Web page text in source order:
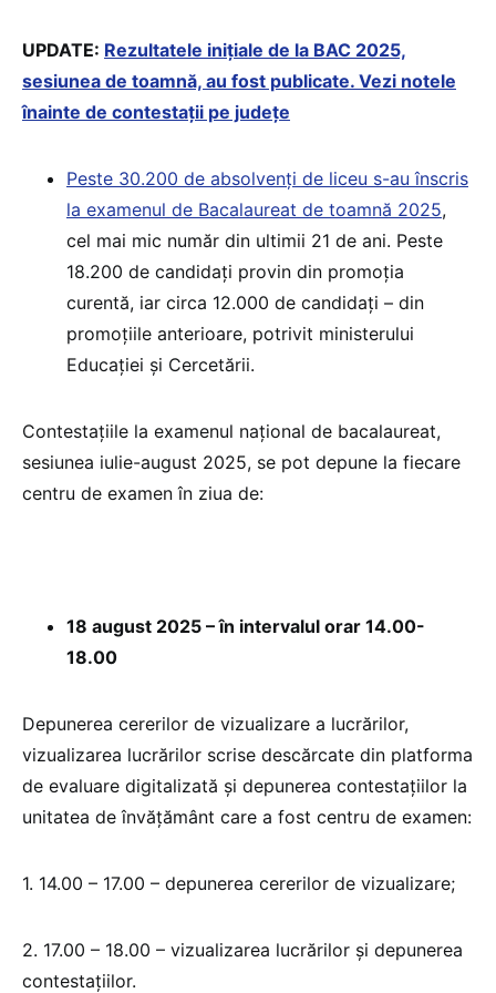
UPDATE: Rezultatele inițiale de la BAC 2025,
sesiunea de toamnă, au fost publicate. Vezi notele
înainte de contestații pe județe
Peste 30.200 de absolvenți de liceu s-au înscris
la examenul de Bacalaureat de toamnă 2025,
cel mai mic număr din ultimii 21 de ani. Peste
18.200 de candidați provin din promoţia
curentă, iar circa 12.000 de candidați – din
promoţiile anterioare, potrivit ministerului
Educației și Cercetării.
Contestațiile la examenul național de bacalaureat,
sesiunea iulie-august 2025, se pot depune la fiecare
centru de examen în ziua de:
18 august 2025 – în intervalul orar 14.00-
18.00
Depunerea cererilor de vizualizare a lucrărilor,
vizualizarea lucrărilor scrise descărcate din platforma
de evaluare digitalizată și depunerea contestațiilor la
unitatea de învățământ care a fost centru de examen:
1. 14.00 – 17.00 – depunerea cererilor de vizualizare;
2. 17.00 – 18.00 – vizualizarea lucrărilor și depunerea
contestațiilor.